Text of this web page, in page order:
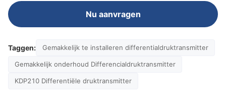
Nu aanvragen
Taggen: Gemakkelijk te installeren differentialdruktransmitter
Gemakkelijk onderhoud Differencialdruktransmitter
KDP210 Differentiële druktransmitter